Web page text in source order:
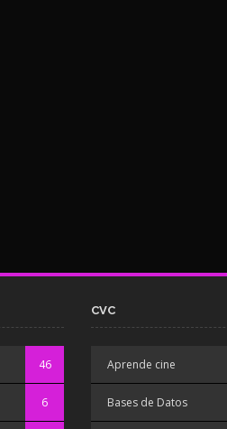
46
6
CVC
Aprende cine
Bases de Datos